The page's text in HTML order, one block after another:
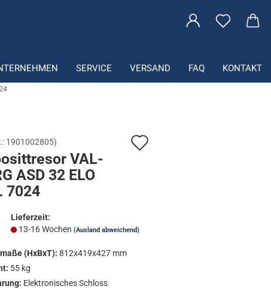
SERVICE VERSAND FAQ KONTAKT
1901002805)
VAL­
ASD 32 ELO
7024
Lieferzeit:
13-16 Wochen (Ausland abweichend)
(HxBxT): 812x419x427 mm
55 kg
Elektronisches Schloss